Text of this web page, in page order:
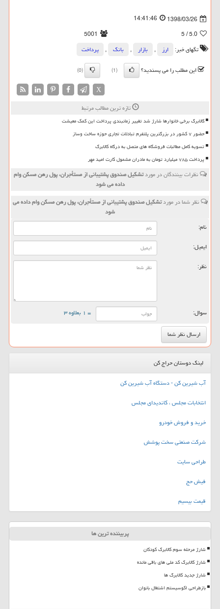
1398/03/26
14:41:46
5.0
/ 5
5001
تگهای خبر:
ارز , بازار , بانك ,
پرداخت
این مطلب را می پسندید؟
(1)
(0)
X
تازه ترین مطالب مرتبط
کالابرگ برخی خانوارها شارژ شد تغییر زمانبندی پرداخت این کمک معیشت
حضور ۷ کشور در بزرگترین پلتفرم تبادلات تجاری حوزه ساخت وساز
تسویه کامل مطالبات فروشگاه های متصل به درگاه کالابرگ
پرداخت ۷۸۵ میلیارد تومان به مادران مشمول کارت امید مهر
نظرات بینندگان در موردتشكیل صندوق پشتیبانی از مستأجران، پول رهن مسكن وام
داده می شود
نظر شما در موردتشكیل صندوق پشتیبانی از مستأجران، پول رهن مسكن وام داده می
شود
نام:
ایمیل:
نظر:
سوال: = ۱ بعلاوه ۳
لینک دوستان حراج کن
آب شیرین کن - دستگاه آب شیرین کن
انتخابات مجلس ، کاندیدای مجلس
خرید و فروش خودرو
شرکت صنعتی سخت پوشش
طراحی سایت
فیش حج
قیمت بیسیم
پربیننده ترین ها
شارژ مرحله سوم کالابرگ کودکان
شارژ کالابرگ کد ملی های باقی مانده
شارژ جدید کالابرگ ها
بازطراحی اکوسیستم اشتغال بانوان